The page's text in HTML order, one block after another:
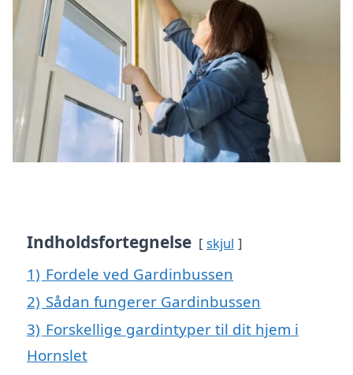
Indholdsfortegnelse skjul
1) Fordele ved Gardinbussen
2) Sådan fungerer Gardinbussen
3) Forskellige gardintyper til dit hjem i
Hornslet